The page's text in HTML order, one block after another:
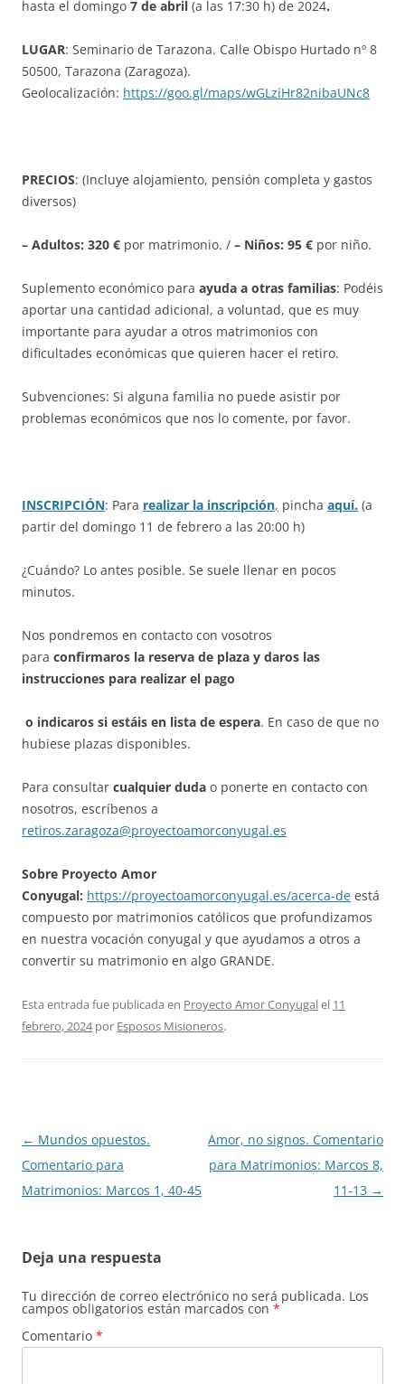
hasta el domingo 7 de abril (a las 17:30 h) de 2024.
LUGAR: Seminario de Tarazona. Calle Obispo Hurtado nº 8
50500, Tarazona (Zaragoza).
Geolocalización: https://goo.gl/maps/wGLziHr82nibaUNc8
PRECIOS: (Incluye alojamiento, pensión completa y gastos
diversos)
– Adultos: 320 € por matrimonio. / – Niños: 95 € por niño.
Suplemento económico para ayuda a otras familias: Podéis
aportar una cantidad adicional, a voluntad, que es muy
importante para ayudar a otros matrimonios con
dificultades económicas que quieren hacer el retiro.
Subvenciones: Si alguna familia no puede asistir por
problemas económicos que nos lo comente, por favor.
INSCRIPCIÓN: Para realizar la inscripción, pincha aquí. (a
partir del domingo 11 de febrero a las 20:00 h)
¿Cuándo? Lo antes posible. Se suele llenar en pocos
minutos.
Nos pondremos en contacto con vosotros
para confirmaros la reserva de plaza y daros las
instrucciones para realizar el pago
o indicaros si estáis en lista de espera. En caso de que no
hubiese plazas disponibles.
Para consultar cualquier duda o ponerte en contacto con
nosotros, escríbenos a
retiros.zaragoza@proyectoamorconyugal.es
Sobre Proyecto Amor
Conyugal: https://proyectoamorconyugal.es/acerca-de está
compuesto por matrimonios católicos que profundizamos
en nuestra vocación conyugal y que ayudamos a otros a
convertir su matrimonio en algo GRANDE.
Esta entrada fue publicada en Proyecto Amor Conyugalel 11
febrero, 2024por Esposos Misioneros.
Navegación
de
entradas
← Mundos opuestos.
Comentario para
Matrimonios: Marcos 1, 40-45
Amor, no signos. Comentario
para Matrimonios: Marcos 8,
11-13 →
Deja una respuesta
Tu dirección de correo electrónico no será publicada. Los
campos obligatorios están marcados con *
Comentario *